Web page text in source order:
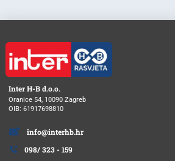
Inter H-B d.o.o.
Oranice 54, 10090 Zagreb
OIB: 61917698810
info@interhb.hr
098/ 323 - 159